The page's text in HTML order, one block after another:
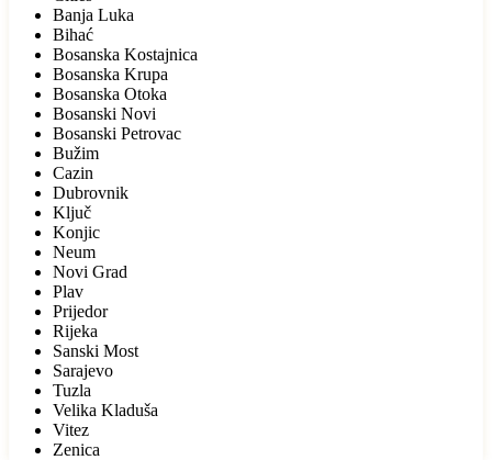
Banja Luka
Bihać
Bosanska Kostajnica
Bosanska Krupa
Bosanska Otoka
Bosanski Novi
Bosanski Petrovac
Bužim
Cazin
Dubrovnik
Ključ
Konjic
Neum
Novi Grad
Plav
Prijedor
Rijeka
Sanski Most
Sarajevo
Tuzla
Velika Kladuša
Vitez
Zenica